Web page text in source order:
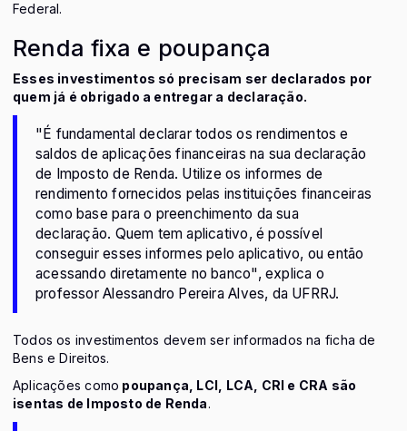
Federal.
Renda fixa e poupança
Esses investimentos só precisam ser declarados por
quem já é obrigado a entregar a declaração.
"É fundamental declarar todos os rendimentos e
saldos de aplicações financeiras na sua declaração
de Imposto de Renda. Utilize os informes de
rendimento fornecidos pelas instituições financeiras
como base para o preenchimento da sua
declaração. Quem tem aplicativo, é possível
conseguir esses informes pelo aplicativo, ou então
acessando diretamente no banco", explica o
professor Alessandro Pereira Alves, da UFRRJ.
Todos os investimentos devem ser informados na ficha de
Bens e Direitos.
Aplicações como poupança, LCI, LCA, CRI e CRA são
isentas de Imposto de Renda.